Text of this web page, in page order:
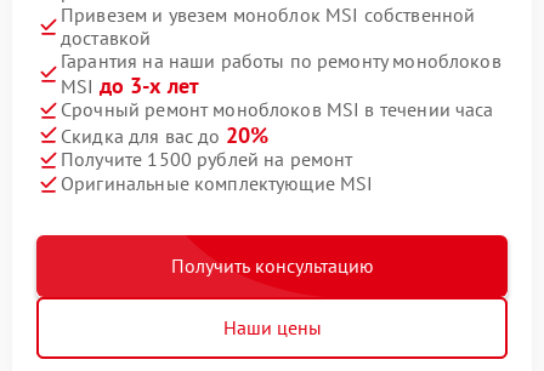
Привезем и увезем моноблок MSI собственной
доставкой
Гарантия на наши работы по ремонту моноблоков
MSI до 3-х лет
Срочный ремонт моноблоков MSI в течении часа
Скидка для вас до 20%
Получите 1500 рублей на ремонт
Оригинальные комплектующие MSI
Получить консультацию
Наши цены